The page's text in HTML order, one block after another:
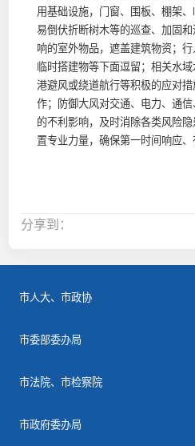
用基础设施，门窗、围板、棚架、
易倒伏折断树木等的巡查、加固
响的室外物品，遮盖建筑物资；行
临时搭建物等下面逗留；相关水
港避风或绕道航行等积极的应对
作；防御大风对交通、电力、通
的不利影响，及时消除各类风险
置专业力量，确保第一时间响应、
分享到：
市人大、市政协
市委部委办局
市法院、市检察院
市政府委办局